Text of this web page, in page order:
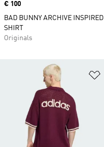
Price
€ 100
BAD BUNNY ARCHIVE INSPIRED
SHIRT
Originals